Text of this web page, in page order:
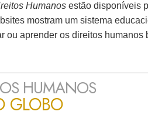
Humanos estão disponíveis
mostram um sistema
ou aprender os direitos humanos
HUMANOS
GLOBO